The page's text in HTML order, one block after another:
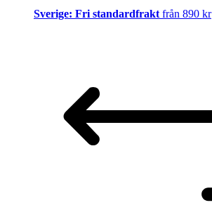
Sverige: Fri standardfrakt från 890 kr